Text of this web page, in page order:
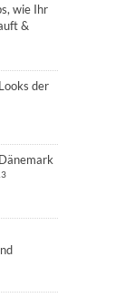
wie Ihr
&
der